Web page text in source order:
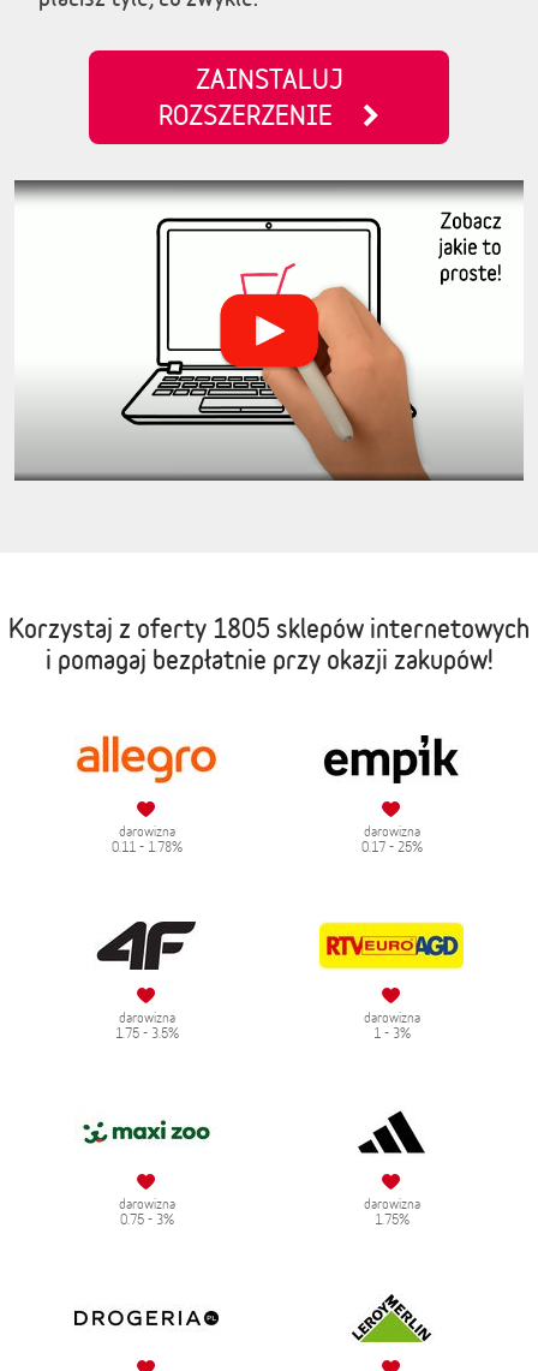
ZAINSTALUJ
ROZSZERZENIE
Korzystaj z oferty 1805 sklepów internetowych
i pomagaj bezpłatnie przy okazji zakupów!
darowizna
0.11 - 1.78%
darowizna
0.17 - 25%
darowizna
1.75 - 3.5%
darowizna
1 - 3%
darowizna
0.75 - 3%
darowizna
1.75%